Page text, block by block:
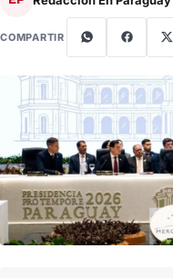
COMPARTIR